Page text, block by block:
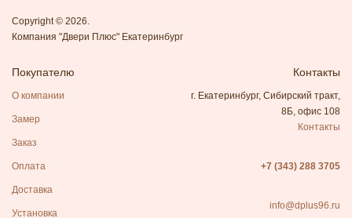
Copyright © 2026.
Компания "Двери Плюс" Екатеринбург
Покупателю
О компании
Замер
Заказ
Оплата
Доставка
Установка
Контакты
г. Екатеринбург, Сибирский тракт,
8Б, офис 108
Контакты
+7 (343) 288 3705
info@dplus96.ru